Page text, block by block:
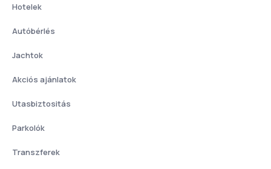
Hotelek
Autóbérlés
Jachtok
Akciós ajánlatok
Utasbiztositás
Parkolók
Transzferek